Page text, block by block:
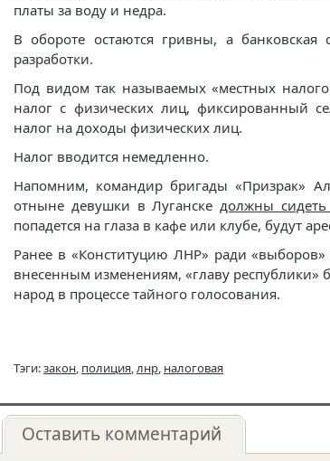
платы за воду и недра.
В обороте остаются гривны, а банковская
разработки.
Под видом так называемых «местных
налог с физических лиц, фиксированный
налог на доходы физических лиц.
Налог вводится немедленно.
Напомним, командир бригады «Призрак»
отныне девушки в Луганскедолжны
попадется на глаза в кафе или клубе, будут
Ранее в «Конституцию ЛНР» ради «выборов»
внесенным изменениям, «главу республики»
народ в процессе тайного голосования.
Тэги:закон, полиция,лнр, налоговая
Оставить комментарий